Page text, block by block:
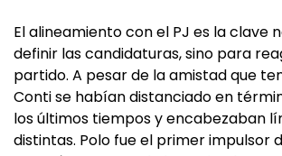
El alineamiento con el PJ es la clave
definir las candidaturas, sino para
partido. A pesar de la amistad que
Conti se habían distanciado en
los últimos tiempos y encabezaban
distintas. Polo fue el primer impulsor